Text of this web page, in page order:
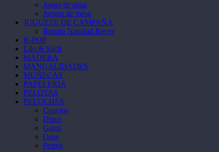
Juego de agua
Juegos de mesa
JUGUETE DE CAMPAÑA
Regalo Navidad Reyes
K-POP
Lilo & Stich
MADERA
MANUALIDADES
MUÑECAS
PAPELERIA
PELOTAS
PELUCHES
Conejos
Dinos
Gatos
Osos
Perros